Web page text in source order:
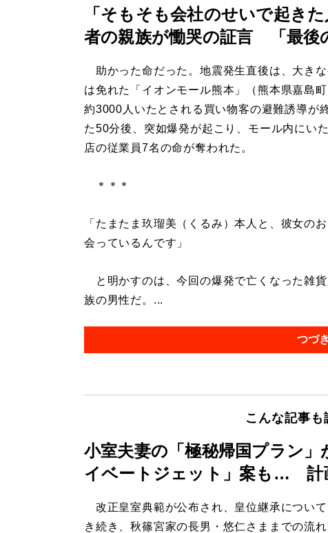
「そもそも会社のせいで起き
者の親族が慟哭の証言 「最後
助かった命だった。地震発生直後は、大き
は免れた「イオンモール熊本」（熊本県嘉島町
約3000人いたとされる買い物客の避難誘導が
た50分後、突如爆発が起こり、モール内にい
店の従業員7名の命が奪われた。
＊＊＊
「たまたま玖瑠美（くるみ）本人と、彼女の
会っているんです」
と明かすのは、今回の爆発で亡くなった雑
族の男性だ。...
つづ
こんな記事も
小室夫妻の「極秘帰国プラン
イベートジェット」案も… 計
改正皇室典範が公布され、皇位継承について
き続き、秋篠宮家の長男・悠仁さままでの流れ